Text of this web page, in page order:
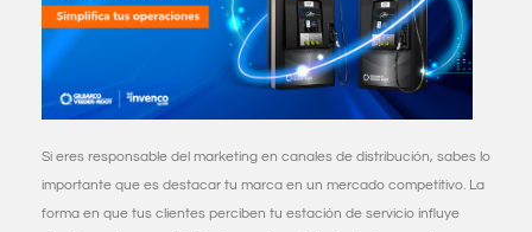
Si eres responsable del marketing en canales de distribución, sabes lo
importante que es destacar tu marca en un mercado competitivo. La
forma en que tus clientes perciben tu estación de servicio influye